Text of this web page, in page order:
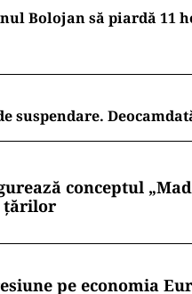
Bolojan să piardă 11
suspendare.
conceptul
țărilor
pe economia